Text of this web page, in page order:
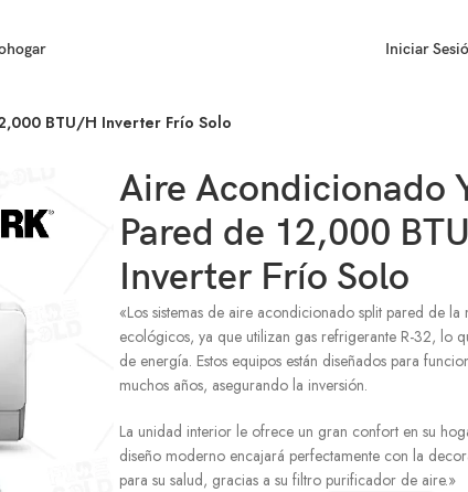
Iniciar
BTU/H Inverter Frío Solo
Aire Acondicionado
Pared de 12,000
Inverter Frío Solo
«Los sistemas de aire acondicionado split pared de la
ecológicos, ya que utilizan gas refrigerante R-32, lo
de energía. Estos equipos están diseñados para
muchos años, asegurando la inversión.
La unidad interior le ofrece un gran confort en su
diseño moderno encajará perfectamente con la
para su salud, gracias a su filtro purificador de aire.»